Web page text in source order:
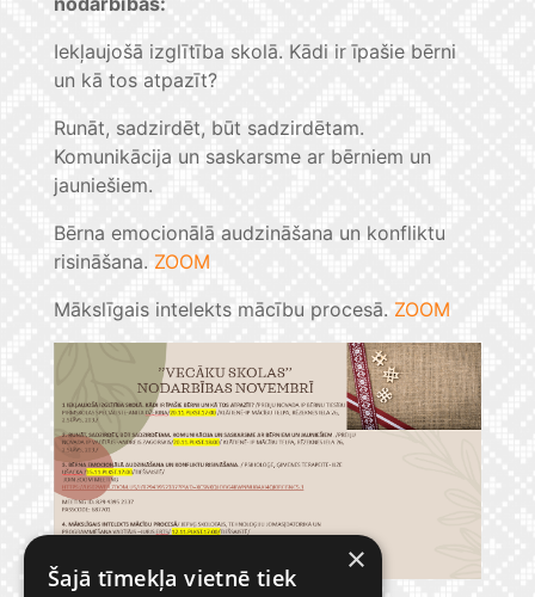
Iekļaujošā izglītība skolā. Kādi ir īpašie bērni
un kā tos atpazīt?
Runāt, sadzirdēt, būt sadzirdētam.
Komunikācija un saskarsme ar bērniem un
jauniešiem.
Bērna emocionālā audzināšana un konfliktu
risināšana. ZOOM
Mākslīgais intelekts mācību procesā. ZOOM
×
Šajā tīmekļa vietnē tiek